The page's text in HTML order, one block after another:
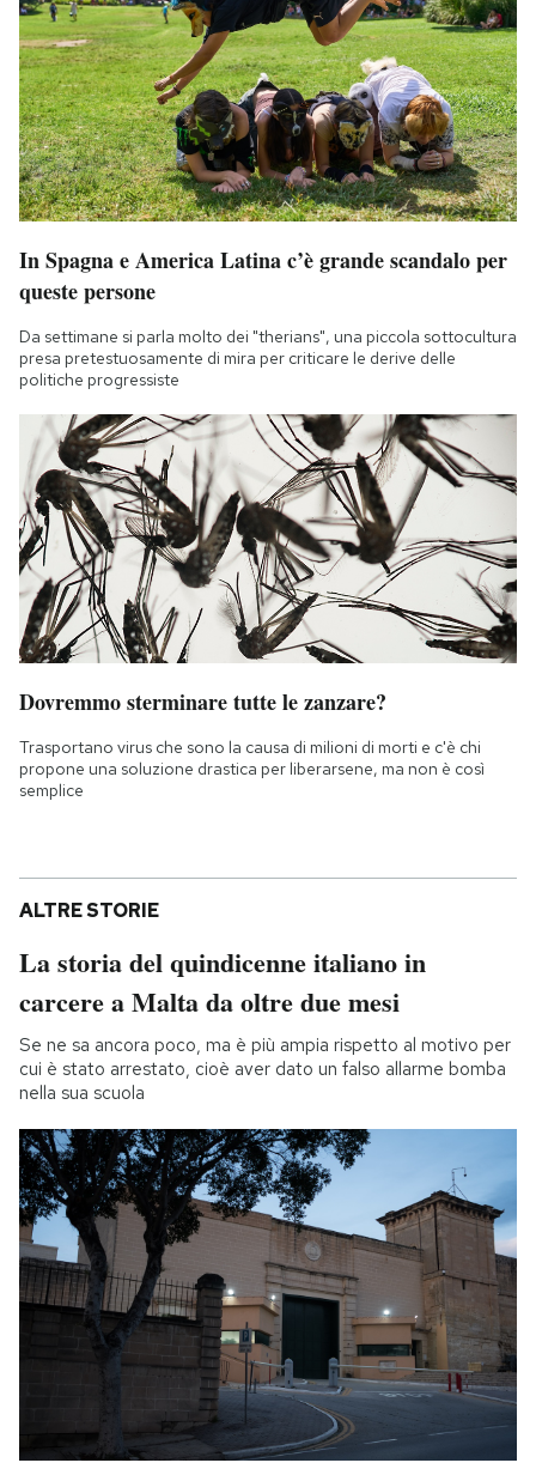
In Spagna e America Latina c’è grande scandalo per
queste persone
Da settimane si parla molto dei "therians", una piccola sottocultura
presa pretestuosamente di mira per criticare le derive delle
politiche progressiste
Dovremmo sterminare tutte le zanzare?
Trasportano virus che sono la causa di milioni di morti e c'è chi
propone una soluzione drastica per liberarsene, ma non è così
semplice
ALTRE STORIE
La storia del quindicenne italiano in
carcere a Malta da oltre due mesi
Se ne sa ancora poco, ma è più ampia rispetto al motivo per
cui è stato arrestato, cioè aver dato un falso allarme bomba
nella sua scuola